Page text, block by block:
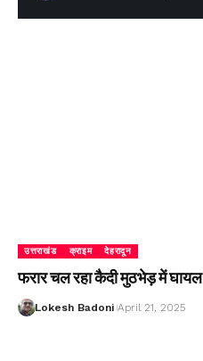
उत्तराखंड क्राइम देहरादून
फरार चल रहा कैदी मुठभेड़ में घायल
Lokesh Badoni April 21, 2025